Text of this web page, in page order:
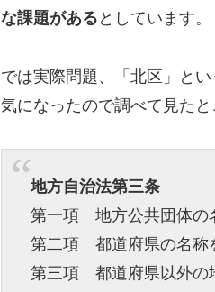
な課題がある としています。
では実際問題、「北区」と
気になったので調べて見た
地方自治法第三条
第一項 地方公共団体の
第二項 都道府県の名称
第三項 都道府県以外の